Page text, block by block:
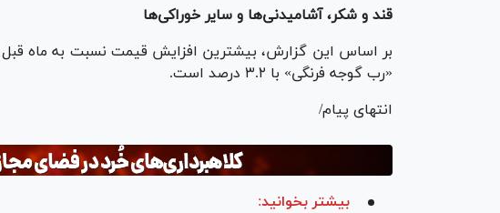
قند و شکر، آشامیدنی‌ها و سایر خوراکی‌ها
«رب گوجه فرنگی» با ۳.۲ درصد است.
انتهای پیام/
بیشتر بخوانید: